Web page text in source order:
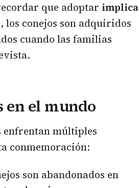
que adoptar implica
los conejos son adquiridos
cuando las familias
en el mundo
enfrentan múltiples
conmemoración:
son abandonados en